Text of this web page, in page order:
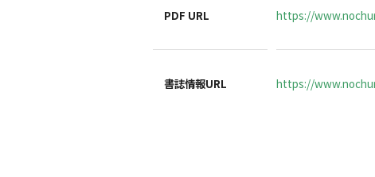
PDF URL https://
書誌情報URL https://